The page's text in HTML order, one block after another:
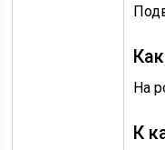
На
К